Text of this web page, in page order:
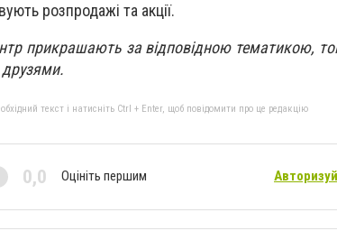
розпродажі та акції.
прикрашають за відповідною тематикою,
текст і натисніть Ctrl + Enter, щоб повідомити про це редакцію
0,0 Оцініть першим